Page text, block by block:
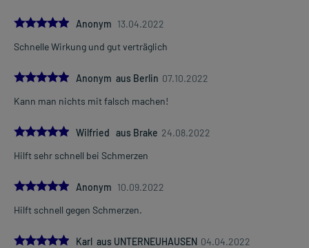
5.0Anonym 13.04.2022
Schnelle Wirkung und gut verträglich
5.0Anonym aus Berlin 07.10.2022
Kann man nichts mit falsch machen!
5.0
Wilfried aus Brake 24.08.2022
Hilft sehr schnell bei Schmerzen
5.0Anonym 10.09.2022
Hilft schnell gegen Schmerzen.
5.0
Karl aus UNTERNEUHAUSEN 04.04.2022